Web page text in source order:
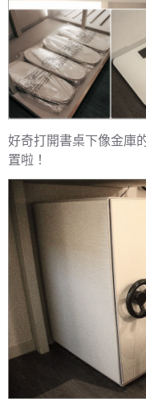
好奇打開書桌下像金庫
置啦！